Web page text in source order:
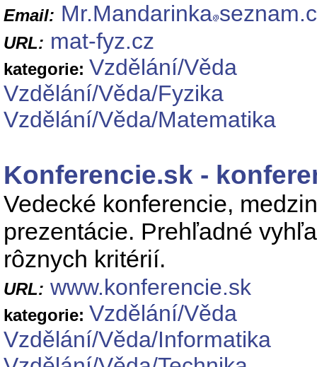
Email: Mr.Mandarinka
URL: mat-fyz.cz
kategorie: Vzdělání/Věda
Vzdělání/Věda/Fyzika
Vzdělání/Věda/Matematika
Konferencie.sk -
Vedecké konferencie,
prezentácie. Prehľadné
rôznych kritérií.
URL: www.konferencie.sk
kategorie: Vzdělání/Věda
Vzdělání/Věda/Informatika